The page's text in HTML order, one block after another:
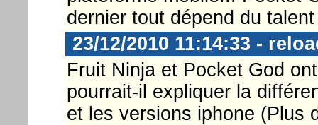
dernier tout dépend du
23/12/2010 11:14:33 -
Fruit Ninja et Pocket God
pourrait-il expliquer la
et les versions iphone (Plus